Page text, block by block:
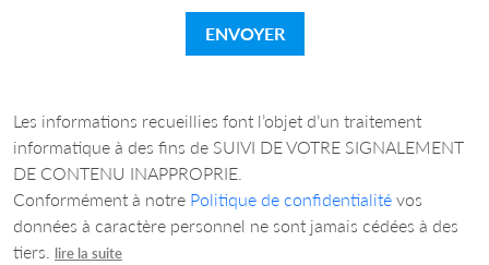
ENVOYER
Les informations recueillies font l’objet d’un traitement
informatique à des fins de SUIVI DE VOTRE SIGNALEMENT
DE CONTENU INAPPROPRIE.
Conformément à notre Politique de confidentialité vos
données à caractère personnel ne sont jamais cédées à des
tiers.
lire la suite